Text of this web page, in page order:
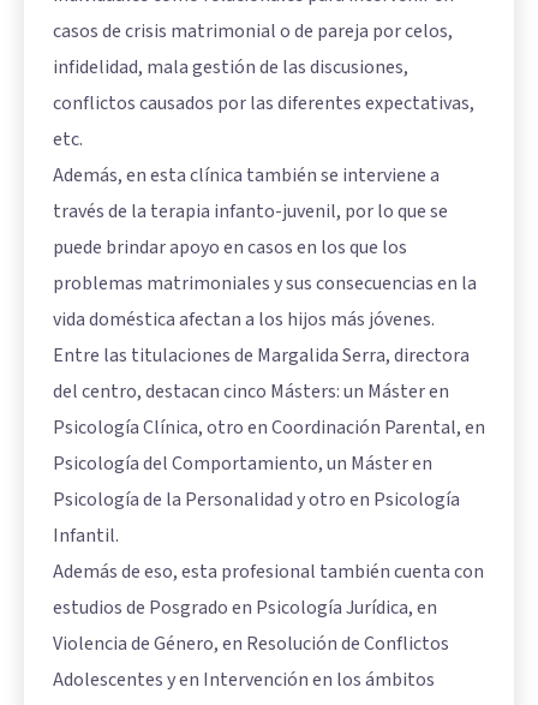
casos de crisis matrimonial o de pareja por celos,
infidelidad, mala gestión de las discusiones,
conflictos causados por las diferentes expectativas,
etc.
Además, en esta clínica también se interviene a
través de la terapia infanto-juvenil, por lo que se
puede brindar apoyo en casos en los que los
problemas matrimoniales y sus consecuencias en la
vida doméstica afectan a los hijos más jóvenes.
Entre las titulaciones de Margalida Serra, directora
del centro, destacan cinco Másters: un Máster en
Psicología Clínica, otro en Coordinación Parental, en
Psicología del Comportamiento, un Máster en
Psicología de la Personalidad y otro en Psicología
Infantil.
Además de eso, esta profesional también cuenta con
estudios de Posgrado en Psicología Jurídica, en
Violencia de Género, en Resolución de Conflictos
Adolescentes y en Intervención en los ámbitos